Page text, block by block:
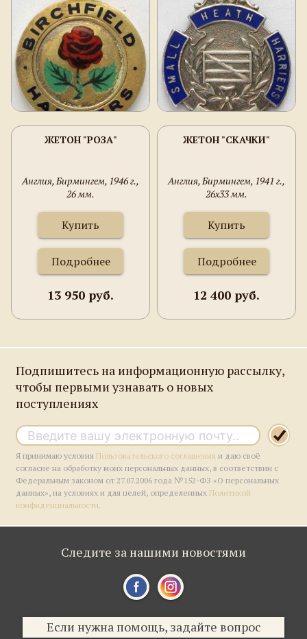
ЖЕТОН "РОЗА"
Англия, Бирмингем, 1946 г.,
26 мм.
Купить
Подробнее
13 950 руб.
ЖЕТОН "СКАЧКИ"
Англия, Бирмингем, 1941 г.,
26х33 мм.
Купить
Подробнее
12 400 руб.
Подпишитесь на информационную рассылку,
чтобы первыми узнавать о новых
поступлениях
Я принимаю условияПользовательского соглашения и даю своё
согласие на обработку моих персональных данных, в соответствии с
Федеральным законом от 27.07.2006 года №152-ФЗ «О персональных
данных», на условиях и для целей, определенныхПолитикой
конфиденциальности.
Следите за нашими новостями
Если нужна помощь, задайте вопрос